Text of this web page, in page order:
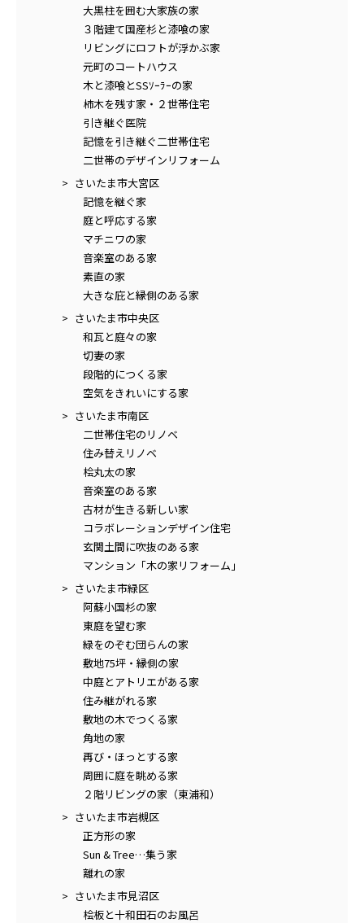
大黒柱を囲む大家族の家
３階建て国産杉と漆喰の家
リビングにロフトが浮かぶ家
元町のコートハウス
木と漆喰とSSｿｰﾗｰの家
柿木を残す家・２世帯住宅
引き継ぐ医院
記憶を引き継ぐ二世帯住宅
二世帯のデザインリフォーム
さいたま市大宮区
記憶を継ぐ家
庭と呼応する家
マチニワの家
音楽室のある家
素直の家
大きな庇と縁側のある家
さいたま市中央区
和瓦と庭々の家
切妻の家
段階的につくる家
空気をきれいにする家
さいたま市南区
二世帯住宅のリノベ
住み替えリノベ
桧丸太の家
音楽室のある家
古材が生きる新しい家
コラボレーションデザイン住宅
玄関土間に吹抜のある家
マンション「木の家リフォーム」
さいたま市緑区
阿蘇小国杉の家
東庭を望む家
緑をのぞむ団らんの家
敷地75坪・縁側の家
中庭とアトリエがある家
住み継がれる家
敷地の木でつくる家
角地の家
再び・ほっとする家
周囲に庭を眺める家
２階リビングの家（東浦和）
さいたま市岩槻区
正方形の家
Sun & Tree…集う家
離れの家
さいたま市見沼区
桧板と十和田石のお風呂